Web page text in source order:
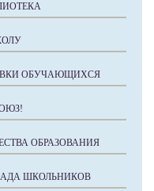
ОБУЧАЮЩИХСЯ
ОБРАЗОВАНИЯ
ШКОЛЬНИКОВ